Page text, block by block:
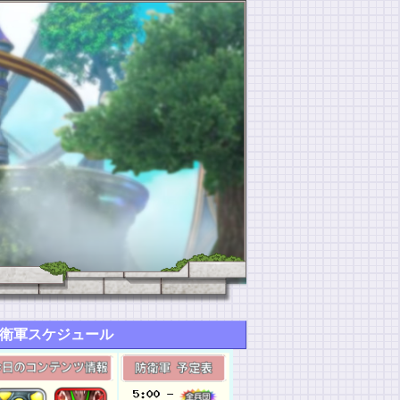
軍スケジュール